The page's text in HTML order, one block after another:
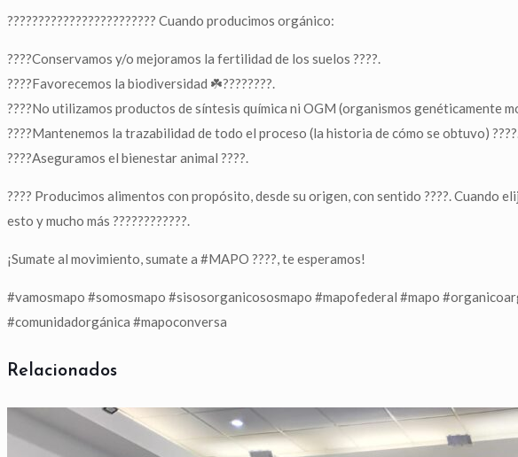
????????‍????????????‍???? Cuando producimos orgánico:
????Conservamos y/o mejoramos la fertilidad de los suelos ????.
????Favorecemos la biodiversidad ☘️????????.
????No utilizamos productos de síntesis química ni OGM (organismos genéticamente
????Mantenemos la trazabilidad de todo el proceso (la historia de cómo se obtuvo)
????Aseguramos el bienestar animal ????.
???? Producimos alimentos con propósito, desde su origen, con sentido ????.
esto y mucho más ????????????.
¡Sumate al movimiento, sumate a #MAPO ????, te esperamos!
#vamosmapo #somosmapo #sisosorganicososmapo #mapofederal #mapo
#comunidadorgánica #mapoconversa
Relacionados